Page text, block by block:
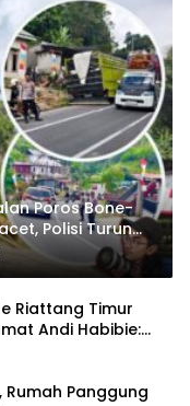
Poros Bone-
Polisi Turun
Riattang Timur
Andi Habibie:
Saja
Panggung